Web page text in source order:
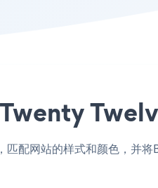
配网站的样式和颜色，并